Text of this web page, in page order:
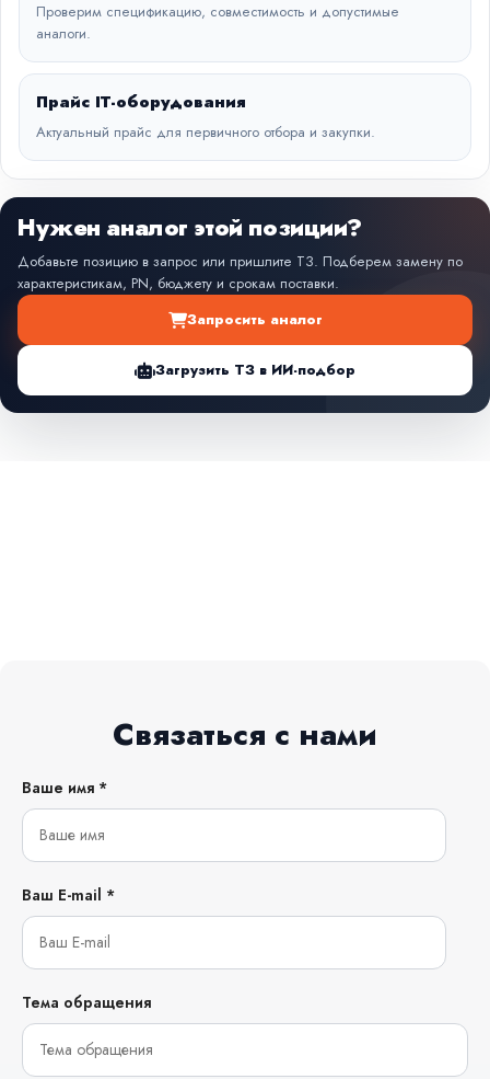
Проверим спецификацию, совместимость и допустимые
аналоги.
Прайс IT-оборудования
Актуальный прайс для первичного отбора и закупки.
Нужен аналог этой позиции?
Добавьте позицию в запрос или пришлите ТЗ. Подберем замену по
характеристикам, PN, бюджету и срокам поставки.
Запросить аналог
Загрузить ТЗ в ИИ-подбор
Связаться с нами
Ваше имя *
Ваш E-mail *
Тема обращения